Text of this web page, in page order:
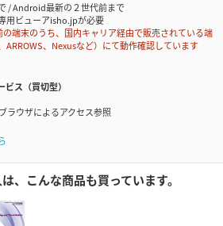
/ Android最新の２世代前まで
用ビューアisho.jpが必要
端末のうち、国内キャリア経由で販売されている端
ARROWS、Nexusなど）にて動作確認しています
ス（買切型）
ラウザによるアクセス参照
、こんな商品も買っています。